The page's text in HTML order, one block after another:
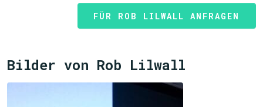
FÜR ROB LILWALL ANFRAGEN
Bilder von Rob Lilwall